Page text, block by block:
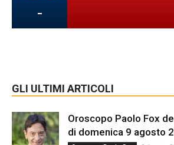
-
GLI ULTIMI ARTICOLI
Oroscopo Paolo Fox
di domenica 9 agosto